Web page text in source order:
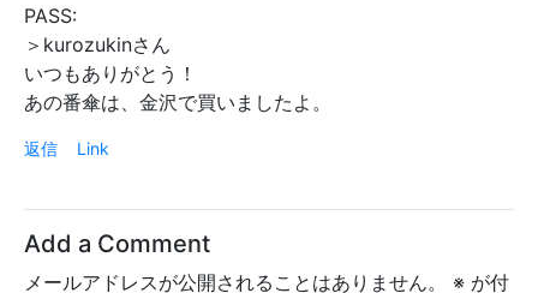
PASS:
＞kurozukinさん
いつもありがとう！
あの番傘は、金沢で買いましたよ。
返信 Link
Add a Comment
メールアドレスが公開されることはありません。 ※ が付